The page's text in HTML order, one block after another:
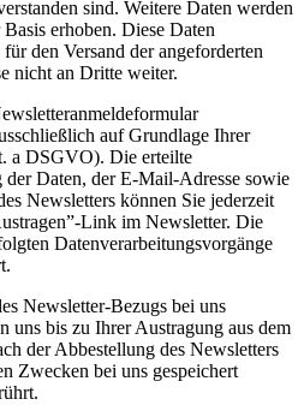
sind. Weitere Daten werden
erhoben. Diese Daten
den Versand der angeforderten
nicht an Dritte weiter.
auf Grundlage Ihrer
a DSGVO). Die erteilte
Daten, der E-Mail-Adresse sowie
Newsletters können Sie jederzeit
Link im Newsletter. Die
Datenverarbeitungsvorgänge
Newsletter-Bezugs bei uns
uns bis zu Ihrer Austragung aus dem
der Abbestellung des Newsletters
Zwecken bei uns gespeichert